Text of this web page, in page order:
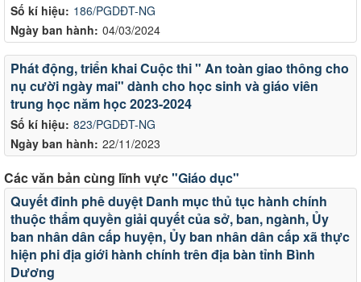
Số kí hiệu: 186/PGDĐT-NG
Ngày ban hành: 04/03/2024
Số kí hiệu: 823/PGDĐT-NG
Ngày ban hành: 22/11/2023
Phát động, triển khai Cuộc thi " An toàn giao thông cho
nụ cười ngày mai" dành cho học sinh và giáo viên
trung học năm học 2023-2024
Các văn bản cùng lĩnh vực"Giáo dục"
Quyết đinh phê duyệt Danh mục thủ tục hành chính
thuộc thẩm quyền giải quyết của sở, ban, ngành, Ủy
ban nhân dân cấp huyện, Ủy ban nhân dân cấp xã thực
hiện phi địa giới hành chính trên địa bàn tỉnh Bình
Dương